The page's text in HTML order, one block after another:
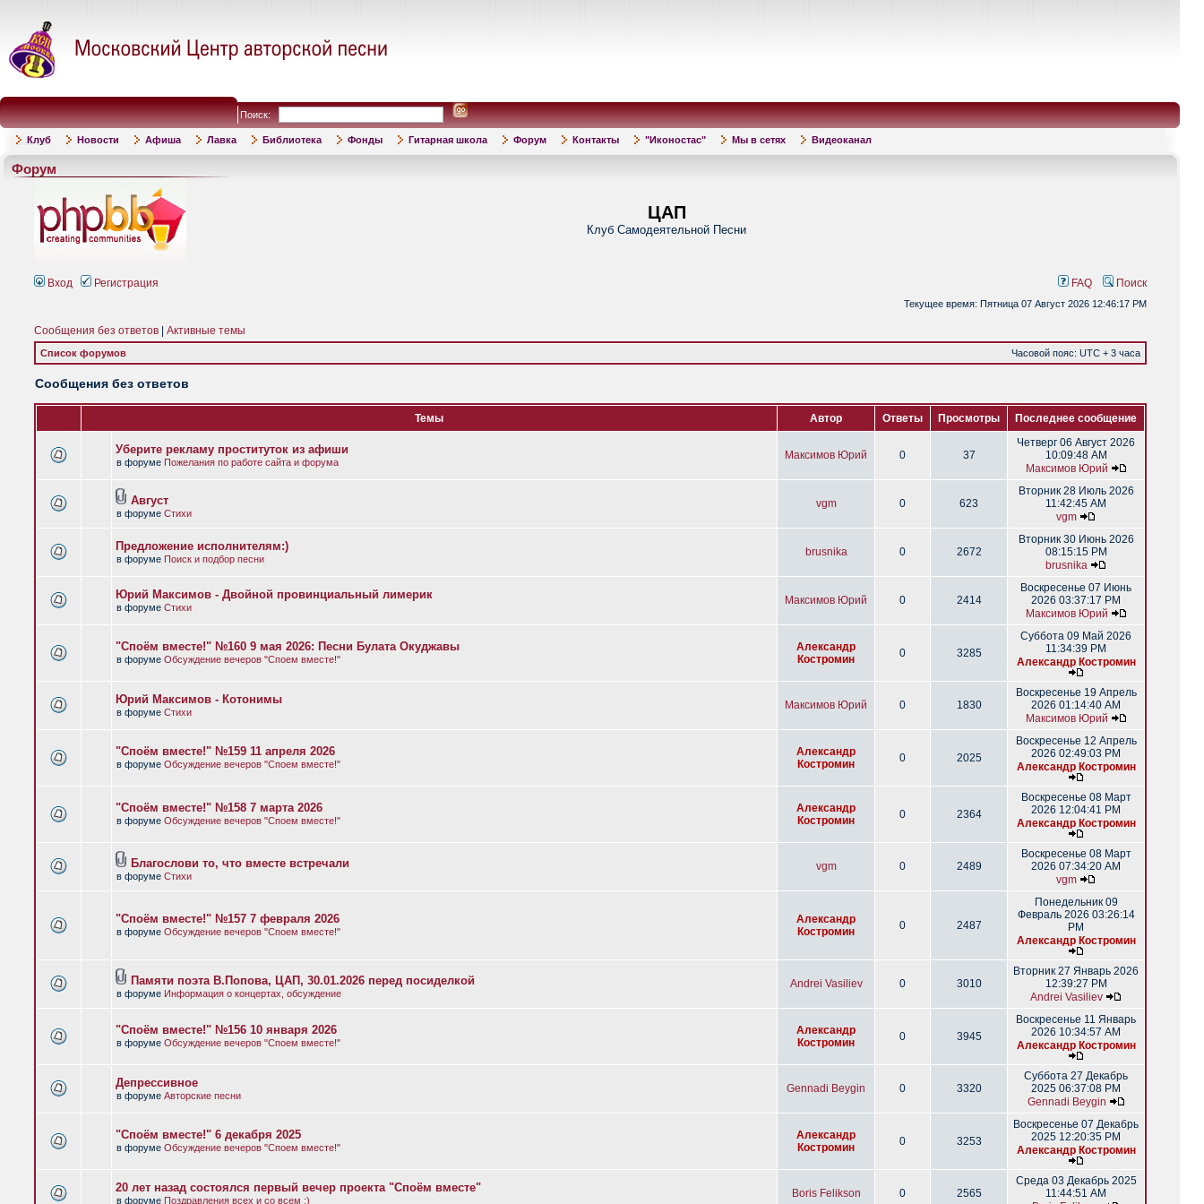
Поиск:
Клуб Новости Афиша Лавка Библиотека Фонды Гитарная школа Форум Контакты "Иконостас" Мы в сетях Видеоканал
Форум
ЦАП
Клуб Самодеятельной Песни
Вход Регистрация FAQ Поиск
Текущее время: Пятница 07 Август 2026 12:46:17 PM
Сообщения без ответов Активные темы
Список форумов Часовой пояс: UTC + 3 часа
Сообщения без ответов
Темы Автор Ответы Просмотры Последнее сообщение
Уберите рекламу проституток из афиши
в форуме Пожелания по работе сайта и форума
Максимов Юрий 0 37
Четверг 06 Август 2026
10:09:48 AM
Максимов Юрий
Август
в форуме Стихи
vgm 0 623
Вторник 28 Июль 2026
11:42:45 AM
vgm
Предложение исполнителям:)
в форуме Поиск и подбор песни
brusnika 0 2672
Вторник 30 Июнь 2026
08:15:15 PM
brusnika
Юрий Максимов - Двойной провинциальный лимерик
в форуме Стихи
Максимов Юрий 0 2414
Воскресенье 07 Июнь
2026 03:37:17 PM
Максимов Юрий
"Споём вместе!" №160 9 мая 2026: Песни Булата Окуджавы
в форуме Обсуждение вечеров "Споем вместе!"
Александр
Костромин
0 3285
Суббота 09 Май 2026
11:34:39 PM
Александр Костромин
Юрий Максимов - Котонимы
в форуме Стихи
Максимов Юрий 0 1830
Воскресенье 19 Апрель
2026 01:14:40 AM
Максимов Юрий
"Споём вместе!" №159 11 апреля 2026
в форуме Обсуждение вечеров "Споем вместе!"
Александр
Костромин
0 2025
Воскресенье 12 Апрель
2026 02:49:03 PM
Александр Костромин
"Споём вместе!" №158 7 марта 2026
в форуме Обсуждение вечеров "Споем вместе!"
Александр
Костромин
0 2364
Воскресенье 08 Март
2026 12:04:41 PM
Александр Костромин
Благослови то, что вместе встречали
в форуме Стихи
vgm 0 2489
Воскресенье 08 Март
2026 07:34:20 AM
vgm
"Споём вместе!" №157 7 февраля 2026
в форуме Обсуждение вечеров "Споем вместе!"
Александр
Костромин
0 2487
Понедельник 09
Февраль 2026 03:26:14
PM
Александр Костромин
Памяти поэта В.Попова, ЦАП, 30.01.2026 перед посиделкой
в форуме Информация о концертах, обсуждение
Andrei Vasiliev 0 3010
Вторник 27 Январь 2026
12:39:27 PM
Andrei Vasiliev
"Споём вместе!" №156 10 января 2026
в форуме Обсуждение вечеров "Споем вместе!"
Александр
Костромин
0 3945
Воскресенье 11 Январь
2026 10:34:57 AM
Александр Костромин
Депрессивное
в форуме Авторские песни
Gennadi Beygin 0 3320
Суббота 27 Декабрь
2025 06:37:08 PM
Gennadi Beygin
"Споём вместе!" 6 декабря 2025
в форуме Обсуждение вечеров "Споем вместе!"
Александр
Костромин
0 3253
Воскресенье 07 Декабрь
2025 12:20:35 PM
Александр Костромин
20 лет назад состоялся первый вечер проекта "Споём вместе"
в форуме Поздравления всех и со всем :)
Boris Felikson 0 2565
Среда 03 Декабрь 2025
11:44:51 AM